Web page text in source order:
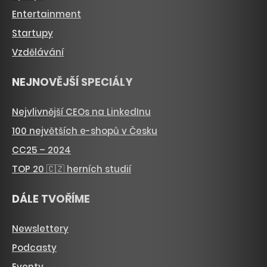
Entertainment
Startupy
Vzdělávání
NEJNOVĚJŠÍ SPECIÁLY
Nejvlivnější CEOs na LinkedInu
100 největších e-shopů v Česku
CC25 – 2024
TOP 20 🇨🇿 herních studií
DÁLE TVOŘÍME
Newslettery
Podcasty